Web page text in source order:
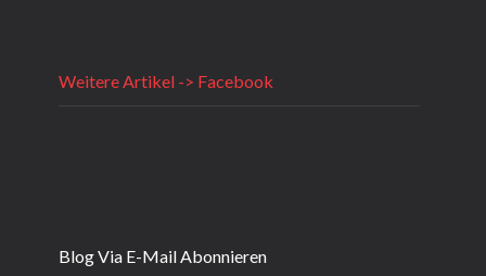
Weitere Artikel -> Facebook
Blog Via E-Mail Abonnieren